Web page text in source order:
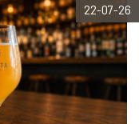
22-07-26